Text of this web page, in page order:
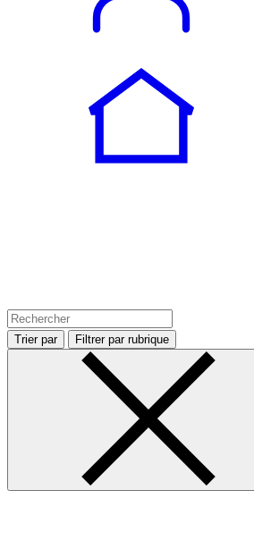
Trier par Filtrer par rubrique